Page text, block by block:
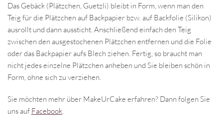
Das Gebäck (Plätzchen, Guetzli) bleibt in Form, wenn man den
Teig für die Plätzchen auf Backpapier bzw. auf Backfolie (Silikon)
ausrollt und dann aussticht. Anschließend einfach den Teig
zwischen den ausgestochenen Plätzchen entfernen und die Folie
oder das Backpapier aufs Blech ziehen. Fertig, so braucht man
nicht jedes einzelne Plätzchen anheben und Sie bleiben schön in
Form, ohne sich zu verziehen.
Sie möchten mehr über MakeUrCake erfahren? Dann folgen Sie
uns auf Facebook